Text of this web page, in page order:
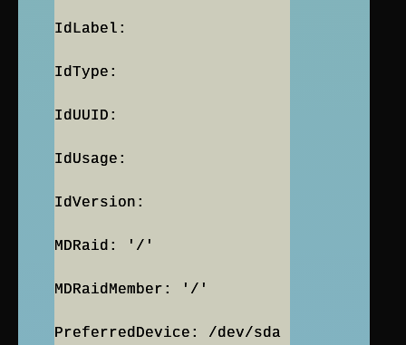
IdLabel:
IdType:
IdUUID:
IdUsage:
IdVersion:
MDRaid: '/'
MDRaidMember: '/'
PreferredDevice: /dev/sda